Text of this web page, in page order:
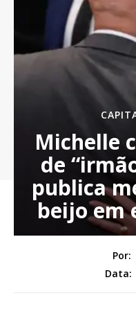
Michelle
de
publica
beijo em
Por:
Data: